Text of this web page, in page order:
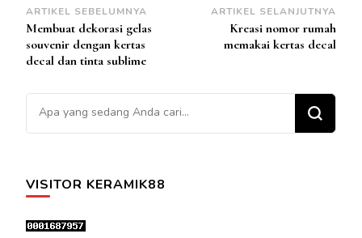
Navigasi
Artikel
ARTIKEL SEBELUMNYA
Membuat dekorasi gelas
souvenir dengan kertas
decal dan tinta sublime
ARTIKEL SELANJUTNYA
Kreasi nomor rumah
memakai kertas decal
Mencari Sesuatu?
VISITOR KERAMIK88